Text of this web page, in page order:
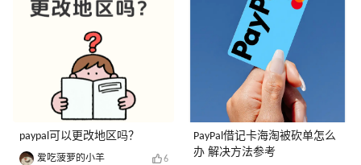
paypal可以更改地区吗？
爱吃菠萝的小羊 6
PayPal借记卡海淘被砍单怎么
办 解决方法参考